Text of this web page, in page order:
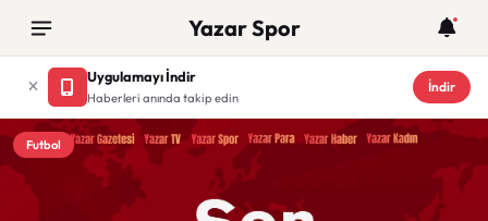
Yazar Spor
Uygulamayı İndir
Haberleri anında takip edin
İndir
Futbol